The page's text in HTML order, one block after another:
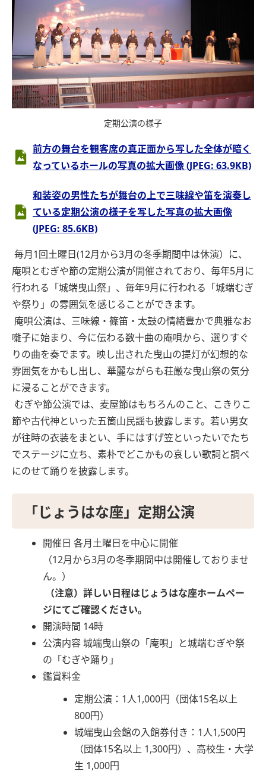
定期公演の様子
前方の舞台を観客席の真正面から写した全体が暗く
なっているホールの写真の拡大画像 (JPEG: 63.9KB)
和装姿の男性たちが舞台の上で三味線や笛を演奏し
ている定期公演の様子を写した写真の拡大画像
(JPEG: 85.6KB)
毎月1回土曜日(12月から3月の冬季期間中は休演）に、
庵唄とむぎや節の定期公演が開催されており、毎年5月に
行われる「城端曳山祭」、毎年9月に行われる「城端むぎ
や祭り」の雰囲気を感じることができます。
庵唄公演は、三味線・篠笛・太鼓の情緒豊かで典雅なお
囃子に始まり、今に伝わる数十曲の庵唄から、選りすぐ
りの曲を奏でます。映し出された曳山の提灯が幻想的な
雰囲気をかもし出し、華麗ながらも荘厳な曳山祭の気分
に浸ることができます。
むぎや節公演では、麦屋節はもちろんのこと、こきりこ
節や古代神といった五箇山民謡も披露します。若い男女
が往時の衣装をまとい、手にはすげ笠といったいでたち
でステージに立ち、素朴でどこかもの哀しい歌詞と調べ
にのせて踊りを披露します。
「じょうはな座」定期公演
開催日 各月土曜日を中心に開催
（12月から3月の冬季期間中は開催しておりませ
ん。）
（注意）詳しい日程はじょうはな座ホームペー
ジにてご確認ください。
開演時間 14時
公演内容 城端曳山祭の「庵唄」と城端むぎや祭
の「むぎや踊り」
鑑賞料金
定期公演：1人1,000円（団体15名以上
800円）
城端曳山会館の入館券付き：1人1,500円
（団体15名以上 1,300円）、高校生・大学
生 1,000円